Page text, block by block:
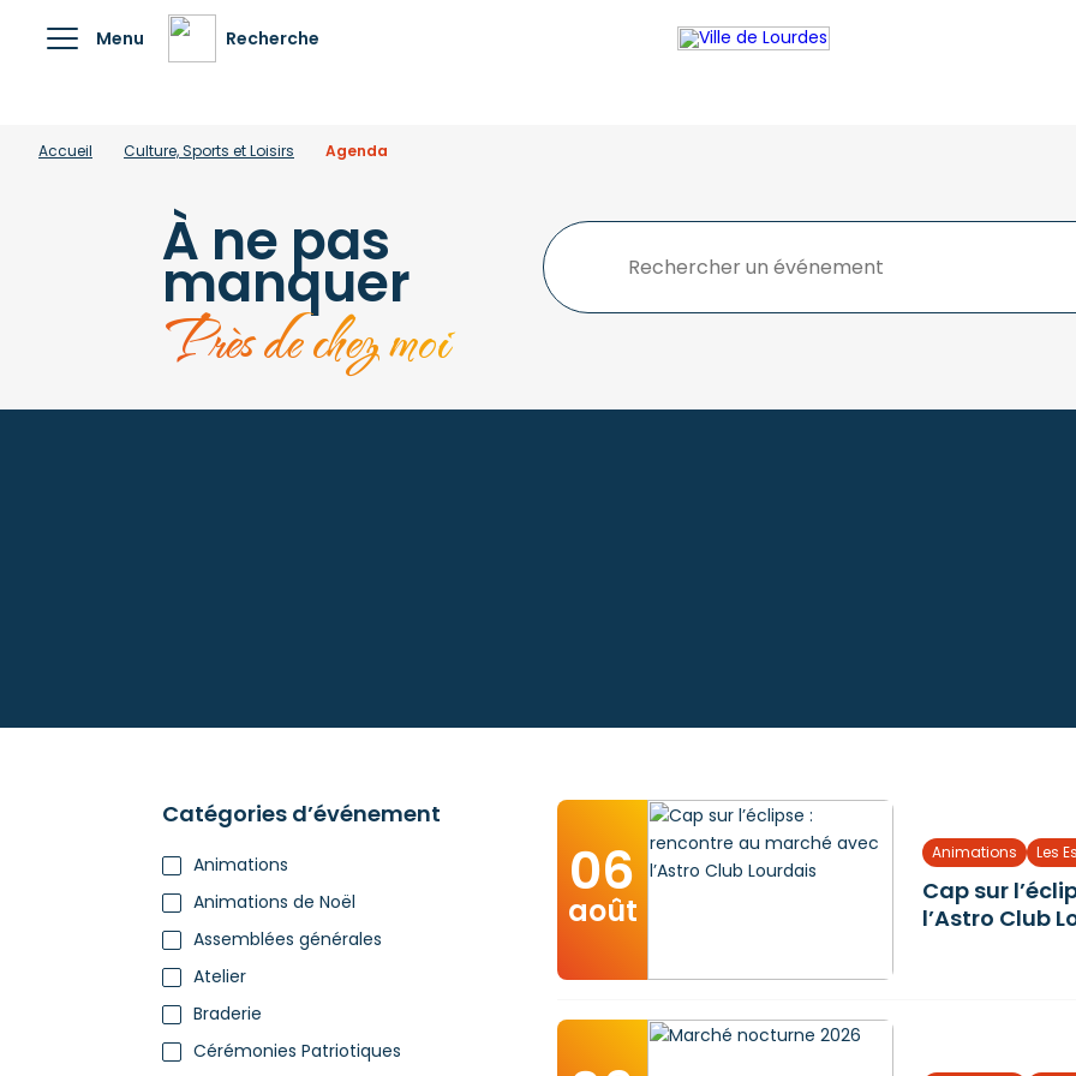
Menu Recherche
Accueil Culture, Sports et Loisirs Agenda
À ne pas
manquer
Près de chez moi
Catégories d’événement
Animations
Animations de Noël
Assemblées générales
Atelier
Braderie
Cérémonies Patriotiques
06
août
Animations Les
Cap sur
l’Astro Club